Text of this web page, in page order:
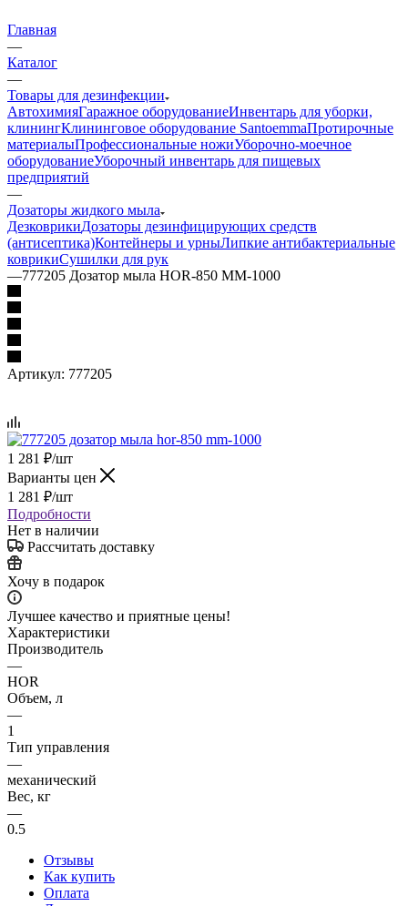
Главная
—
Каталог
—
Товары для дезинфекции
АвтохимияГаражное оборудованиеИнвентарь для уборки,
клинингКлининговое оборудование SantoemmaПротирочные
материалыПрофессиональные ножиУборочно-моечное
оборудованиеУборочный инвентарь для пищевых
предприятий
—
Дозаторы жидкого мыла
ДезковрикиДозаторы дезинфицирующих средств
(антисептика)Контейнеры и урныЛипкие антибактериальные
коврикиСушилки для рук
—777205 Дозатор мыла HOR-850 MM-1000
Артикул: 777205
1 281 ₽/шт
Варианты цен
1 281 ₽/шт
Подробности
Нет в наличии
Рассчитать доставку
Хочу в подарок
Лучшее качество и приятные цены!
Характеристики
Производитель
—
HOR
Объем, л
—
1
Тип управления
—
механический
Вес, кг
—
0.5
Отзывы
Как купить
Оплата